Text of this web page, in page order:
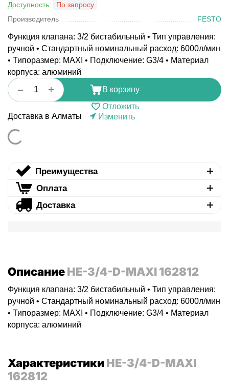
Доступность:
По запросу
Производитель
FESTO
Функция клапана: 3/2 бистабильный • Тип управления:
ручной • Стандартный номинальный расход: 6000л/мин
• Типоразмер: MAXI • Подключение: G3/4 • Материал
корпуса: алюминий
+
−
В корзину
Отложить
Доставка в Алматы
Изменить
Преимущества
Оплата
Доставка
ОписаниеHE-3/4-D-MAXI 162812
Функция клапана: 3/2 бистабильный • Тип управления:
ручной • Стандартный номинальный расход: 6000л/мин
• Типоразмер: MAXI • Подключение: G3/4 • Материал
корпуса: алюминий
ХарактеристикиHE-3/4-D-MAXI
162812